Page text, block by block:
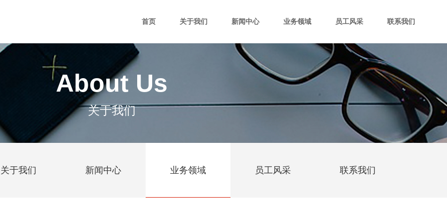
首页 关于我们 新闻中心 业务领域 员工风采 联系我们
About Us
关于我们
关于我们 新闻中心 业务领域 员工风采 联系我们